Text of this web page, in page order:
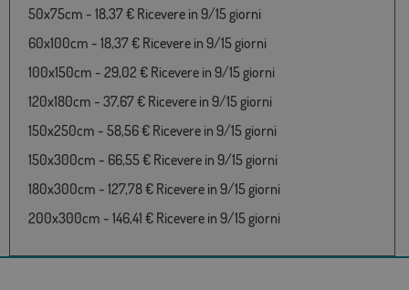
50x75cm - 18,37 € Ricevere in 9/15 giorni
60x100cm - 18,37 € Ricevere in 9/15 giorni
100x150cm - 29,02 € Ricevere in 9/15 giorni
120x180cm - 37,67 € Ricevere in 9/15 giorni
150x250cm - 58,56 € Ricevere in 9/15 giorni
150x300cm - 66,55 € Ricevere in 9/15 giorni
180x300cm - 127,78 € Ricevere in 9/15 giorni
200x300cm - 146,41 € Ricevere in 9/15 giorni